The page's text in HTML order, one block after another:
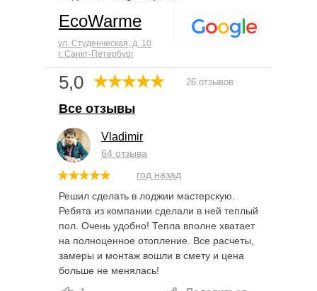
5,0
ул. Студенческая, д. 10
г. Санкт-Петербург
EcoWarme
26 отзывов
Все отзывы
Vladimir
64 отзыва
год назад
Решил сделать в лоджии мастерскую.
Ребята из компании сделали в ней теплый
пол. Очень удобно! Тепла вполне хватает
на полноценное отопление. Все расчеты,
замеры и монтаж вошли в смету и цена
больше не менялась!